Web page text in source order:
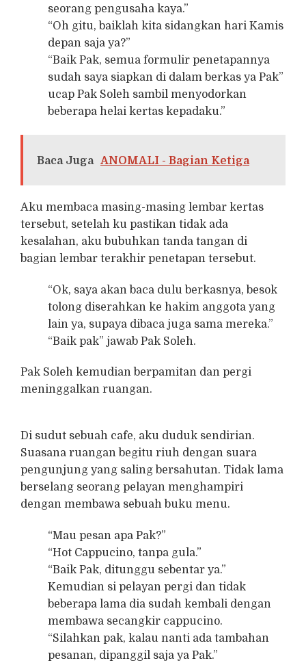
seorang pengusaha kaya.”
“Oh gitu, baiklah kita sidangkan hari Kamis
depan saja ya?”
“Baik Pak, semua formulir penetapannya
sudah saya siapkan di dalam berkas ya Pak”
ucap Pak Soleh sambil menyodorkan
beberapa helai kertas kepadaku.”
Baca Juga ANOMALI - Bagian Ketiga
Aku membaca masing-masing lembar kertas
tersebut, setelah ku pastikan tidak ada
kesalahan, aku bubuhkan tanda tangan di
bagian lembar terakhir penetapan tersebut.
“Ok, saya akan baca dulu berkasnya, besok
tolong diserahkan ke hakim anggota yang
lain ya, supaya dibaca juga sama mereka.”
“Baik pak” jawab Pak Soleh.
Pak Soleh kemudian berpamitan dan pergi
meninggalkan ruangan.
Di sudut sebuah cafe, aku duduk sendirian.
Suasana ruangan begitu riuh dengan suara
pengunjung yang saling bersahutan. Tidak lama
berselang seorang pelayan menghampiri
dengan membawa sebuah buku menu.
“Mau pesan apa Pak?”
“Hot Cappucino, tanpa gula.”
“Baik Pak, ditunggu sebentar ya.”
Kemudian si pelayan pergi dan tidak
beberapa lama dia sudah kembali dengan
membawa secangkir cappucino.
“Silahkan pak, kalau nanti ada tambahan
pesanan, dipanggil saja ya Pak.”